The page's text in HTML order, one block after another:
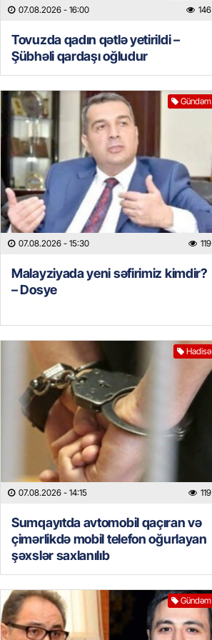
07.08.2026 - 16:00 146
Tovuzda qadın qətlə yetirildi –
Şübhəli qardaşı oğludur
Gündəm
07.08.2026 - 15:30 119
Malayziyada yeni səfirimiz kimdir?
– Dosye
Hadisə
07.08.2026 - 14:15 119
Sumqayıtda avtomobil qaçıran və
çimərlikdə mobil telefon oğurlayan
şəxslər saxlanılıb
Gündəm